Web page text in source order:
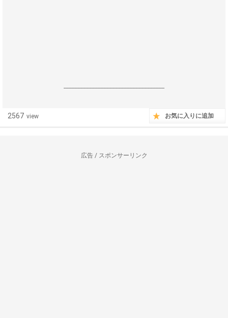
------------------------------------------------------------------
2567 view お気に入りに追加
広告 / スポンサーリンク